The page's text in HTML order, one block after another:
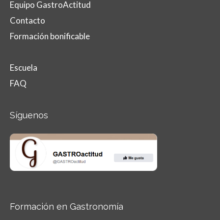
Equipo GastroActitud
Contacto
Formación bonificable
Escuela
FAQ
Síguenos
Formación en Gastronomía